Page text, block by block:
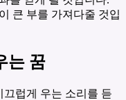
큰 부를 가져다줄 것입
는 꿈
럽게 우는 소리를 듣